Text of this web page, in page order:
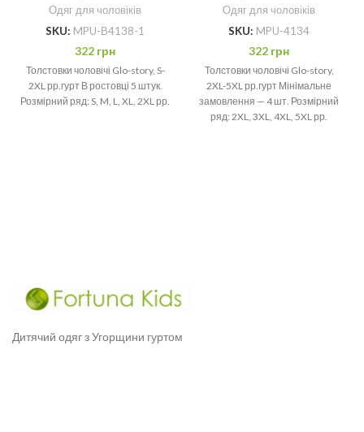
Одяг для чоловіків
SKU: MPU-В4138-1
322 грн
Толстовки чоловічі Glo-story, S-
2XL рр.гурт В ростовці 5 штук.
Розмірний ряд: S, M, L, XL, 2XL рр.
Одяг для чоловіків
SKU: MPU-4134
322 грн
Толстовки чоловічі Glo-story,
2XL-5XL рр.гурт Мінімальне
замовлення — 4 шт. Розмірний
ряд: 2XL, 3XL, 4XL, 5XL рр.
Дитячий одяг з Угорщини гуртом